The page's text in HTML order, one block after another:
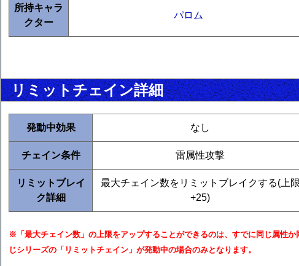
所持キャラ
クター
パロム
リミットチェイン詳細
発動中効果 なし
チェイン条件 雷属性攻撃
リミットブレイ
ク詳細
最大チェイン数をリミットブレイクする(上
+25)
※「最大チェイン数」の上限をアップすることができるのは、すでに同じ属性か
じシリーズの「リミットチェイン」が発動中の場合のみとなります。